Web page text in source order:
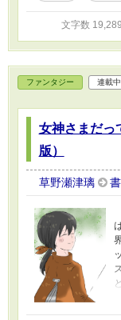
んでわかりません
らないから大丈夫
文字数 19,289
ファンタジー 連載中
女神さまだっ
版）
草野瀬津璃